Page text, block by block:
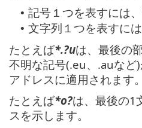
• 記号１つを表すには
• 文字列１つを表すに
たとえば*.?uは、最後の
不明な記号(.eu、.auなど
アドレスに適用されます。
たとえば*o?は、最後の1
スを示します。